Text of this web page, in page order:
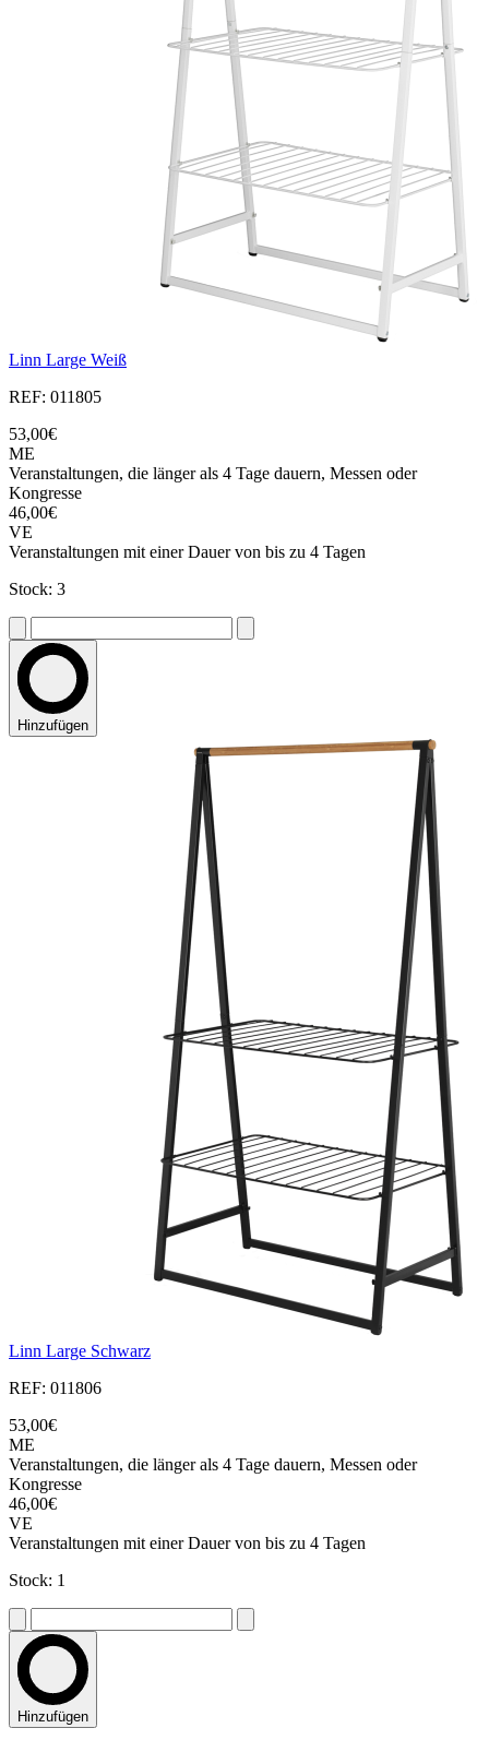
Linn Large Weiß
REF: 011805
53,00€
ME
Veranstaltungen, die länger als 4 Tage dauern, Messen oder
Kongresse
46,00€
VE
Veranstaltungen mit einer Dauer von bis zu 4 Tagen
Stock: 3
Hinzufügen
Linn Large Schwarz
REF: 011806
53,00€
ME
Veranstaltungen, die länger als 4 Tage dauern, Messen oder
Kongresse
46,00€
VE
Veranstaltungen mit einer Dauer von bis zu 4 Tagen
Stock: 1
Hinzufügen